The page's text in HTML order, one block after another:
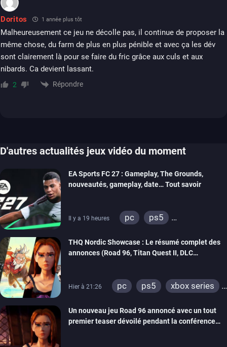
Doritos 1 année plus tôt
Malheureusement ce jeu ne décolle pas, il continue de proposer la
même chose, du farm de plus en plus pénible et avec ça les dév
sont clairement là pour se faire du fric grâce aux culs et aux
nibards. Ca devient lassant.
2 Répondre
D'autres actualités jeux vidéo du moment
EA Sports FC 27 : Gameplay, The Grounds,
nouveautés, gameplay, date… Tout savoir
Il y a 19 heures pc
ps5
THQ Nordic Showcase : Le résumé complet des
annonces (Road 96, Titan Quest II, DLC
Hier à 21:26 pc ps5
xbox series
xbox one
switch 2
Un nouveau jeu Road 96 annoncé avec un tout
premier teaser dévoilé pendant la conférence